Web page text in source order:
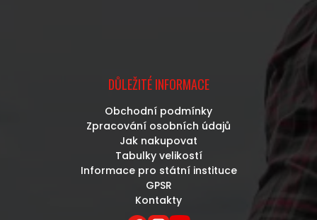
DŮLEŽITÉ INFORMACE
Obchodní podmínky
Zpracování osobních údajů
Jak nakupovat
Tabulky velikostí
Informace pro státní instituce
GPSR
Kontakty